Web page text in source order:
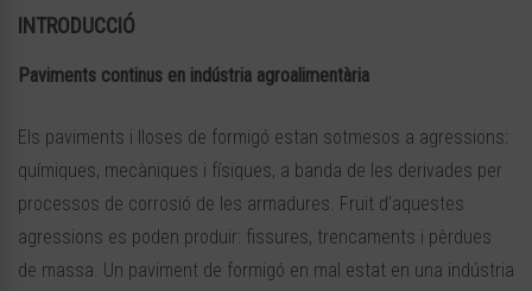
INTRODUCCIÓ
Paviments continus en indústria agroalimentària
Els paviments i lloses de formigó estan sotmesos a agressions:
químiques, mecàniques i físiques, a banda de les derivades per
processos de corrosió de les armadures. Fruit d’aquestes
agressions es poden produir: fissures, trencaments i pèrdues
de massa. Un paviment de formigó en mal estat en una indústria